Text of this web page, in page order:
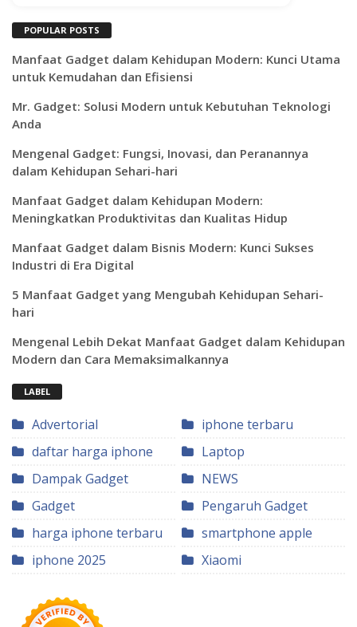
POPULAR POSTS
Manfaat Gadget dalam Kehidupan Modern: Kunci Utama
untuk Kemudahan dan Efisiensi
Mr. Gadget: Solusi Modern untuk Kebutuhan Teknologi
Anda
Mengenal Gadget: Fungsi, Inovasi, dan Peranannya
dalam Kehidupan Sehari-hari
Manfaat Gadget dalam Kehidupan Modern:
Meningkatkan Produktivitas dan Kualitas Hidup
Manfaat Gadget dalam Bisnis Modern: Kunci Sukses
Industri di Era Digital
5 Manfaat Gadget yang Mengubah Kehidupan Sehari-
hari
Mengenal Lebih Dekat Manfaat Gadget dalam Kehidupan
Modern dan Cara Memaksimalkannya
LABEL
Advertorial
daftar harga iphone
Dampak Gadget
Gadget
harga iphone terbaru
iphone 2025
iphone terbaru
Laptop
NEWS
Pengaruh Gadget
smartphone apple
Xiaomi